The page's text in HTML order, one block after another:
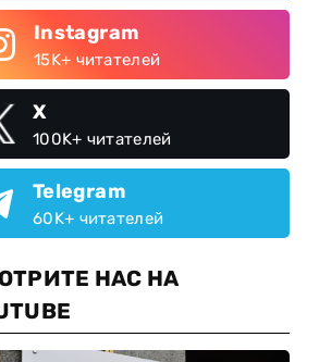
Instagram
15K+ читателей
X
100K+ читателей
Telegram
60K+ читателей
НАС НА